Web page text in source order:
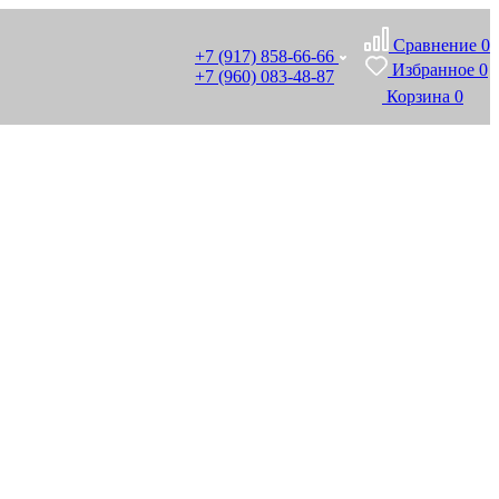
+7 (917) 858-66-66
+7 (960) 083-48-87
Сравнение 0
Избранное 0
Корзина 0